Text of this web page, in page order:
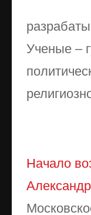
Ученые –
Начало